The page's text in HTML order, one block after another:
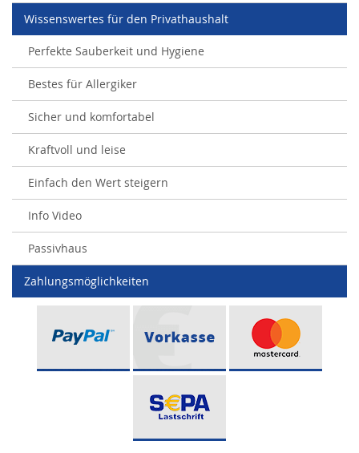
Wissenswertes für den Privathaushalt
Perfekte Sauberkeit und Hygiene
Bestes für Allergiker
Sicher und komfortabel
Kraftvoll und leise
Einfach den Wert steigern
Info Video
Passivhaus
Zahlungsmöglichkeiten